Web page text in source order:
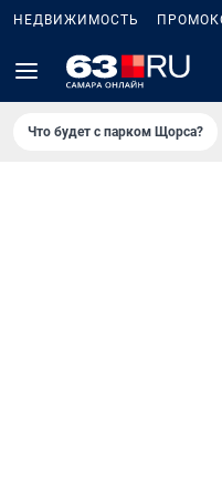
НЕДВИЖИМОСТЬ
Что будет с парком Щорса?